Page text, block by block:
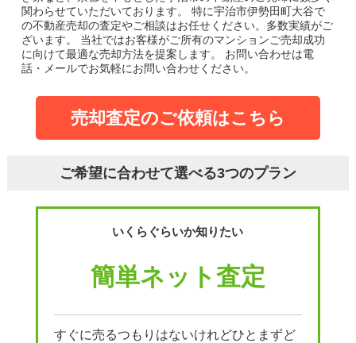
関わらせていただいております。
特に宇治市伊勢田町大谷で
の不動産売却の査定やご相談はお任せください。多数実績がご
ざいます。
当社ではお客様がご所有のマンションご売却成功
に向けて最適な売却方法を提案します。
お問い合わせは電
話・メールでお気軽にお問い合わせください。
売却査定のご依頼はこちら
ご希望に合わせて選べる3つのプラン
いくらぐらいか知りたい
簡単ネット査定
すぐに売るつもりはないけれどひとまずど